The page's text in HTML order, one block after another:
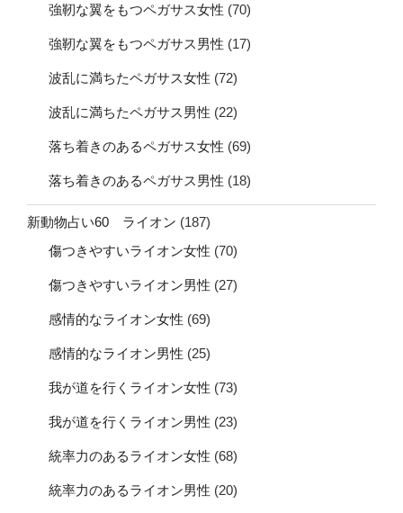
強靭な翼をもつペガサス女性 (70)
強靭な翼をもつペガサス男性 (17)
波乱に満ちたペガサス女性 (72)
波乱に満ちたペガサス男性 (22)
落ち着きのあるペガサス女性 (69)
落ち着きのあるペガサス男性 (18)
新動物占い60 ライオン (187)
傷つきやすいライオン女性 (70)
傷つきやすいライオン男性 (27)
感情的なライオン女性 (69)
感情的なライオン男性 (25)
我が道を行くライオン女性 (73)
我が道を行くライオン男性 (23)
統率力のあるライオン女性 (68)
統率力のあるライオン男性 (20)